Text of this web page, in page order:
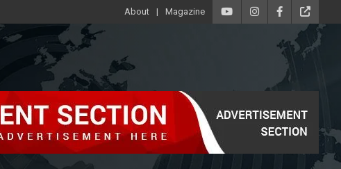
About Magazine